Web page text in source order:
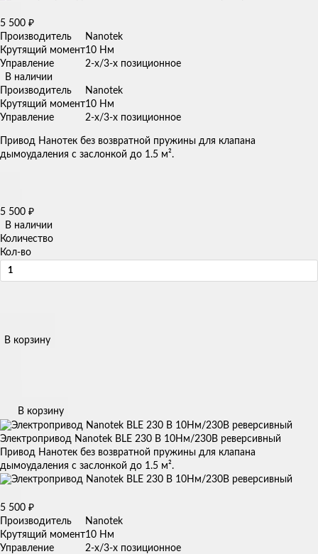
5 500 ₽
Производитель
Nanotek
Крутящий момент10 Нм
Управление
2-х/3-х позиционное
В наличии
Производитель
Nanotek
Крутящий момент10 Нм
Управление
2-х/3-х позиционное
Привод Нанотек без возвратной пружины для клапана
дымоудаления с заслонкой до 1.5 м².
5 500 ₽
В наличии
Количество
Кол-во
В корзину
В корзину
Электропривод Nanotek BLE 230 B 10Нм/230В реверсивный
Привод Нанотек без возвратной пружины для клапана
дымоудаления с заслонкой до 1.5 м².
5 500 ₽
Производитель
Nanotek
Крутящий момент10 Нм
Управление
2-х/3-х позиционное